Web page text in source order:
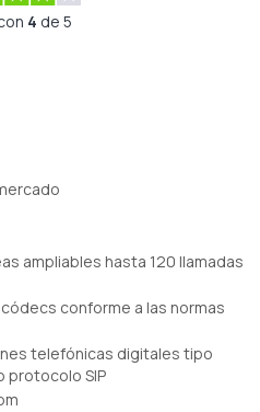
4 de 5
ampliables hasta 120 llamadas
conforme a las normas
telefónicas digitales tipo
protocolo SIP